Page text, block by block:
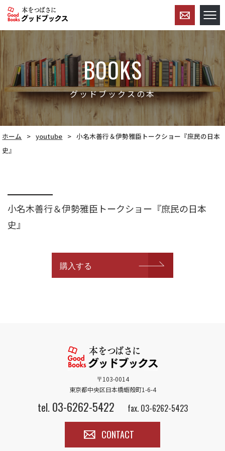
BOOKS
グッドブックスの本
ホーム youtube
小名木善行＆伊勢雅臣トークショー『庶民の日本
史』
小名木善行＆伊勢雅臣トークショー『庶民の日本
史』
購入する
〒103-0014
東京都中央区日本橋蛎殻町1-6-4
tel.03-6262-5422 fax. 03-6262-5423
CONTACT